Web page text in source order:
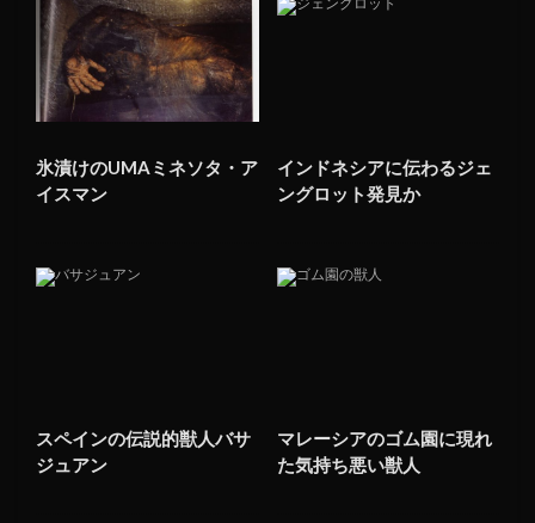
氷漬けのUMAミネソタ・ア
イスマン
インドネシアに伝わるジェ
ングロット発見か
スペインの伝説的獣人バサ
ジュアン
マレーシアのゴム園に現れ
た気持ち悪い獣人